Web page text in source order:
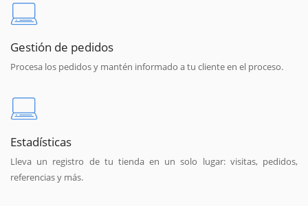
Gestión de pedidos
Procesa los pedidos y mantén informado a tu cliente en el proceso.
Estadísticas
Lleva un registro de tu tienda en un solo lugar: visitas, pedidos,
referencias y más.